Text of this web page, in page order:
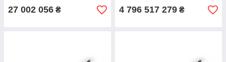
27 002 056 ₴ 4 796 517 279 ₴